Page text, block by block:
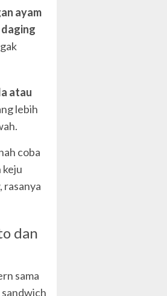
ayam
atau
lebih
coba
keju
rasanya
dan
sama
sandwich